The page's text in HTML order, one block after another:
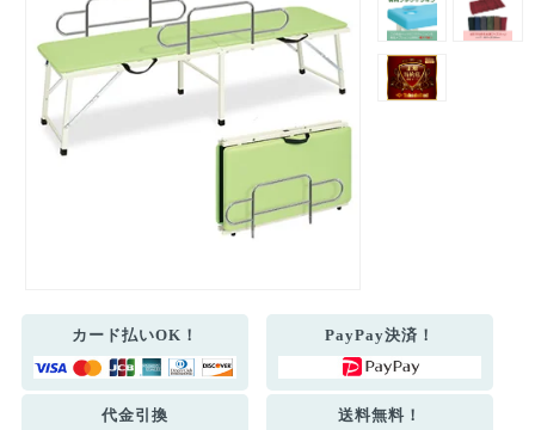
カード払いOK！ PayPay決済！
代金引換
送料無料！